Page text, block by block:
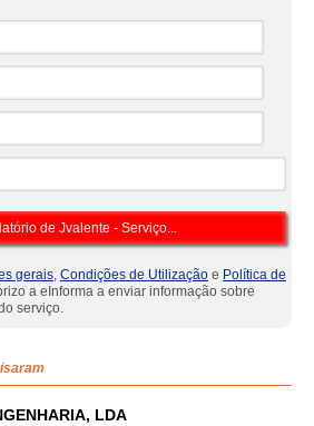
gerais, Condições de Utilização e Política de
a eInforma a enviar informação sobre
serviço.
LDA